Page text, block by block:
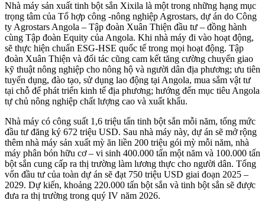
Nhà máy sản xuất tinh bột sắn Xixila là một trong những hạng mục
trọng tâm của Tổ hợp công -nông nghiệp Agrostars, dự án do Công
ty Agrostars Angola – Tập đoàn Xuân Thiện đầu tư – đồng hành
cùng Tập đoàn Equity của Angola. Khi nhà máy đi vào hoạt động,
sẽ thực hiện chuẩn ESG-HSE quốc tế trong mọi hoạt động. Tập
đoàn Xuân Thiện và đối tác cũng cam kết tăng cường chuyển giao
kỹ thuật nông nghiệp cho nông hộ và người dân địa phương; ưu tiên
tuyển dụng, đào tạo, sử dụng lao động tại Angola, mua sắm vật tư
tại chỗ để phát triển kinh tế địa phương; hướng đến mục tiêu Angola
tự chủ nông nghiệp chất lượng cao và xuất khẩu.
Nhà máy có công suất 1,6 triệu tấn tinh bột sắn mỗi năm, tổng mức
đầu tư đăng ký 672 triệu USD. Sau nhà máy này, dự án sẽ mở rộng
thêm nhà máy sản xuất mỳ ăn liền 200 triệu gói mỳ mỗi năm, nhà
máy phân bón hữu cơ – vi sinh 400.000 tấn một năm và 100.000 tấn
bột sắn cung cấp ra thị trường làm lương thực cho người dân. Tổng
vốn đầu tư của toàn dự án sẽ đạt 750 triệu USD giai đoạn 2025 –
2029. Dự kiến, khoảng 220.000 tấn bột sắn và tinh bột sắn sẽ được
đưa ra thị trường trong quý IV năm 2026.